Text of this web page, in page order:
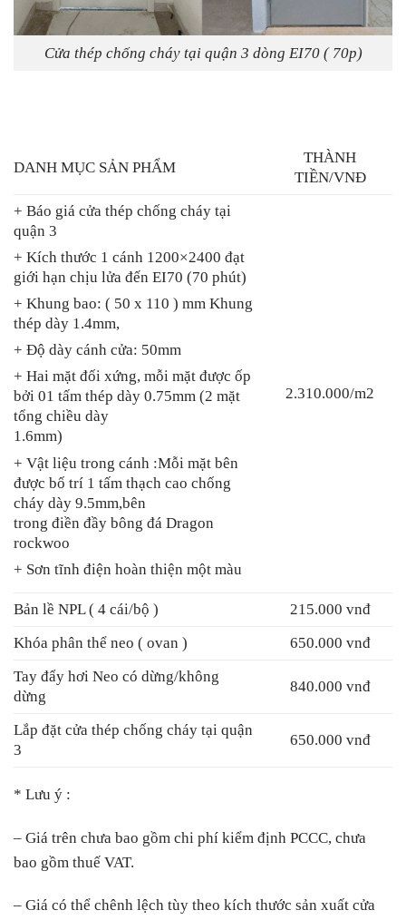
Cửa thép chống cháy tại quận 3 dòng EI70 ( 70p)
DANH MỤC SẢN PHẨM
THÀNH
TIỀN/VNĐ
+ Báo giá cửa thép chống cháy tại
quận 3
+ Kích thước 1 cánh 1200×2400 đạt
giới hạn chịu lửa đến EI70 (70 phút)
+ Khung bao: ( 50 x 110 ) mm Khung
thép dày 1.4mm,
+ Độ dày cánh cửa: 50mm
+ Hai mặt đối xứng, mỗi mặt được ốp
bởi 01 tấm thép dày 0.75mm (2 mặt
tổng chiều dày
1.6mm)
+ Vật liệu trong cánh :Mỗi mặt bên
được bố trí 1 tấm thạch cao chống
cháy dày 9.5mm,bên
trong điền đầy bông đá Dragon
rockwoo
+ Sơn tĩnh điện hoàn thiện một màu
2.310.000/m2
Bản lề NPL ( 4 cái/bộ )
215.000 vnđ
Khóa phân thể neo ( ovan )
650.000 vnđ
Tay đẩy hơi Neo có dừng/không
dừng
840.000 vnđ
Lắp đặt cửa thép chống cháy tại quận
3
650.000 vnđ
* Lưu ý :
– Giá trên chưa bao gồm chi phí kiểm định PCCC, chưa
bao gồm thuế VAT.
– Giá có thể chênh lệch tùy theo kích thước sản xuất cửa